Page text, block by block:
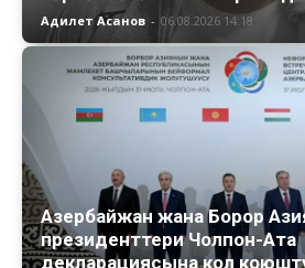
Адилет Асанов - 06.08.2026 14:18
Азербайжан жана Борор
президенттери Чолпон-Ата
декларациясына кол